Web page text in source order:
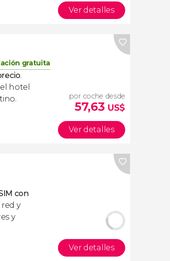
Ver detalles
gratuita
.
hotel
por coche desde
57,63 US$
Ver detalles
con
y
y
Ver detalles